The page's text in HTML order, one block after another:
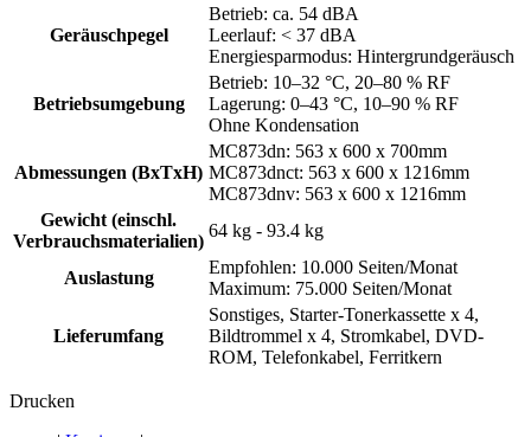
Geräuschpegel
Betrieb: ca. 54 dBA
Leerlauf: < 37 dBA
Energiesparmodus: Hintergrundgeräusch
Betriebsumgebung
Betrieb: 10–32 °C, 20–80 % RF
Lagerung: 0–43 °C, 10–90 % RF
Ohne Kondensation
Abmessungen (BxTxH)
MC873dn: 563 x 600 x 700mm
MC873dnct: 563 x 600 x 1216mm
MC873dnv: 563 x 600 x 1216mm
Gewicht (einschl.
Verbrauchsmaterialien)
64 kg - 93.4 kg
Auslastung
Empfohlen: 10.000 Seiten/Monat
Maximum: 75.000 Seiten/Monat
Lieferumfang
Sonstiges, Starter-Tonerkassette x 4,
Bildtrommel x 4, Stromkabel, DVD-
ROM, Telefonkabel, Ferritkern
Drucken